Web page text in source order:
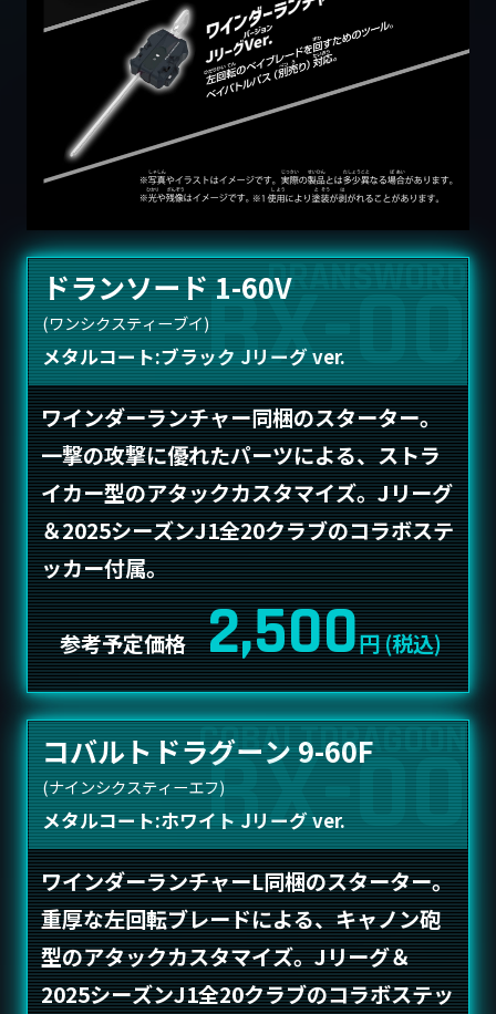
ドランソード 1-60V
(ワンシクスティーブイ)
メタルコート:ブラック Jリーグ ver.
ワインダーランチャー同梱のスターター。
一撃の攻撃に優れたパーツによる、ストラ
イカー型のアタックカスタマイズ。Jリーグ
＆2025シーズンJ1全20クラブのコラボステ
ッカー付属。
参考予定価格 2,500円 (税込)
コバルトドラグーン 9-60F
(ナインシクスティーエフ)
メタルコート:ホワイト Jリーグ ver.
ワインダーランチャーL同梱のスターター。
重厚な左回転ブレードによる、キャノン砲
型のアタックカスタマイズ。Jリーグ＆
2025シーズンJ1全20クラブのコラボステッ